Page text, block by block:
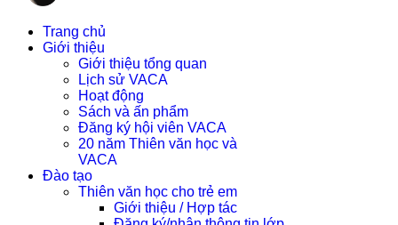
Trang chủ
Giới thiệu
Giới thiệu tổng quan
Lịch sử VACA
Hoạt động
Sách và ấn phẩm
Đăng ký hội viên VACA
20 năm Thiên văn học và
VACA
Đào tạo
Thiên văn học cho trẻ em
Giới thiệu / Hợp tác